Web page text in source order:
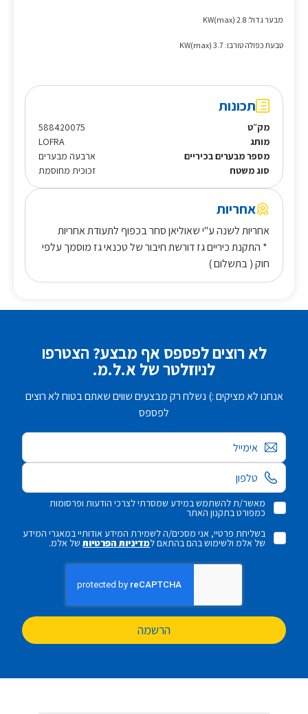
מבער גדול: KW(max) 2.8
טבעת כפולה טורבו: KW(max) 3.7
תכונות
מק״ט
588420075
מותג
LOFRA
מספר מבערים בכיריים
ארבעה מבערים
סוג משטח
זכוכית מחוסמת
אחריות
אחריות לשנה ע"י שאוליאן סחר בכפוף לתעודת אחריות
* התקנת כיריים גז דורשת חיבור של טכנאי גז מוסמך עלפי
חוק ( בתשלום )
לא רוצים לפספס אף מבצע? הצטרפו
לניוזלטר של א.ל.מ.
אנחנו לא מציקים :) נשלח רק מבצעים שווים שאתם בטוח לא רוצים
לפספס
אימייל
מאשר/ת להשתמש במידע שמסרתי לצרכי הודעות ופרסומות
כמפורט בתקנון האתר
בשליחת פרטיי, אני מסכים/ה לשמירת המידע אודותיי במאגרי המידע
של אלמ ולשימוש בהם בהתאם למדיניות הפרטיותשל אלמ.
הרשמה